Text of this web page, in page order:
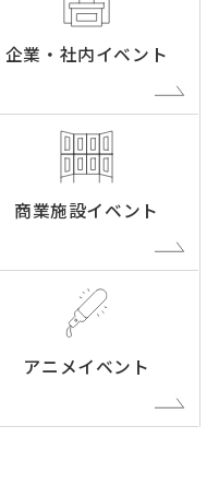
企業・社内イベント
商業施設イベント
アニメイベント